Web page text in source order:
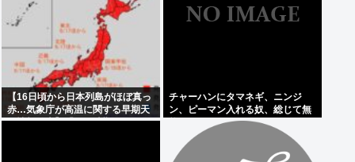
【16日頃から日本列島がほぼ真っ
赤…気象庁が高温に関する早期天
候情報発表】「この時期としては
チャーハンにタマネギ、ニンジ
ン、ピーマン入れる奴、総じて無